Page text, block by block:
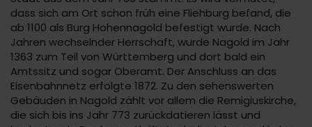
dass sich am Ort schon früh eine Fliehburg befand, die
ab 1100 als Burg Hohennagold befestigt wurde. Nach
Jahren wechselnder Herrschaft, wurde Nagold im Jahr
1363 zum Teil von Württemberg und dort bald ein
Amtssitz und sogar Oberamt. Der Anschluss an das
Eisenbahnnetz erfolgte 1872. Zu den sehenswerten
Gebäuden in Nagold zählt vor allem die Remigiuskirche,
die sich bis ins Jahr 773 zurückdatieren lässt und